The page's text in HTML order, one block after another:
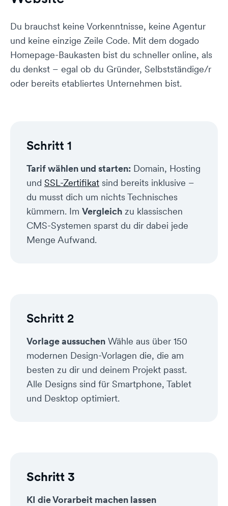
Du brauchst keine Vorkenntnisse, keine Agentur
und keine einzige Zeile Code. Mit dem dogado
Homepage-Baukasten bist du schneller online, als
du denkst – egal ob du Gründer, Selbstständige/r
oder bereits etabliertes Unternehmen bist.
Schritt 1
Tarif wählen und starten: Domain, Hosting
und SSL-Zertifikat sind bereits inklusive –
du musst dich um nichts Technisches
kümmern. Im Vergleich zu klassischen
CMS-Systemen sparst du dir dabei jede
Menge Aufwand.
Schritt 2
Vorlage aussuchen Wähle aus über 150
modernen Design-Vorlagen die, die am
besten zu dir und deinem Projekt passt.
Alle Designs sind für Smartphone, Tablet
und Desktop optimiert.
Schritt 3
KI die Vorarbeit machen lassen